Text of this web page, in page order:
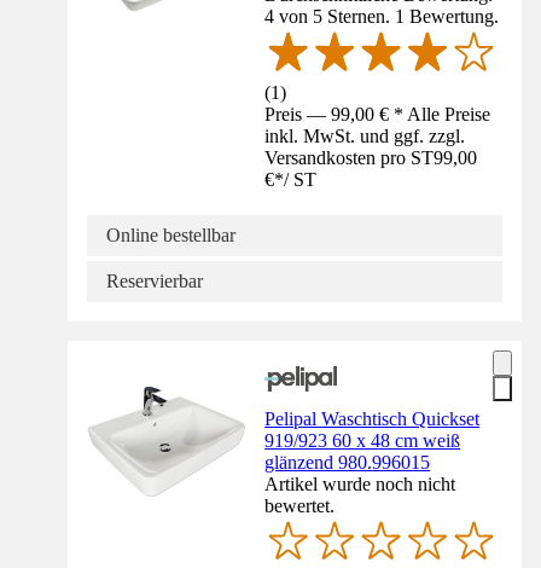
4 von 5 Sternen. 1 Bewertung.
(1)
Preis — 99,00 € * Alle Preise
inkl. MwSt. und ggf. zzgl.
Versandkosten pro ST99,00
€*/ ST
Online bestellbar
Reservierbar
Pelipal Waschtisch Quickset
919/923 60 x 48 cm weiß
glänzend 980.996015
Artikel wurde noch nicht
bewertet.